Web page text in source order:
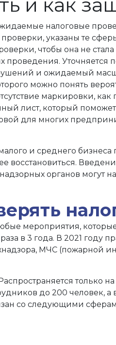
налоговые
указаны те
чтобы она не
проведения.
и ожидаемый
можно понять
маркировки,
лист, который
для многих
и среднего
восстановиться.
органов могут
мероприятия,
в 3 года. В 2021 году
МЧС (пожарной
только
до 200 человек,
со следующими